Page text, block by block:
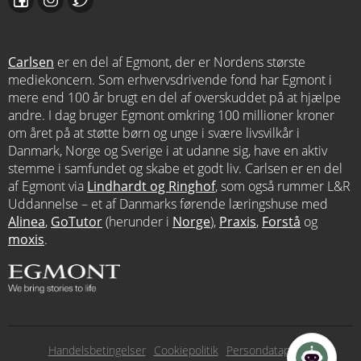
Carlsen er en del af Egmont, der er Nordens største
mediekoncern. Som erhvervsdrivende fond har Egmont i
mere end 100 år brugt en del af overskuddet på at hjælpe
andre. I dag bruger Egmont omkring 100 millioner kroner
om året på at støtte børn og unge i svære livsvilkår i
Danmark, Norge og Sverige i at udanne sig, have en aktiv
stemme i samfundet og skabe et godt liv. Carlsen er en del
af Egmont via Lindhardt og Ringhof, som også rummer L&R
Uddannelse – et af Danmarks førende læringshuse med
Alinea, GoTutor(herunder i Norge), Praxis, Forstå og
moxis.
Subfooter
Handelsbetingelser Cookiepolitik Persondatapolitik